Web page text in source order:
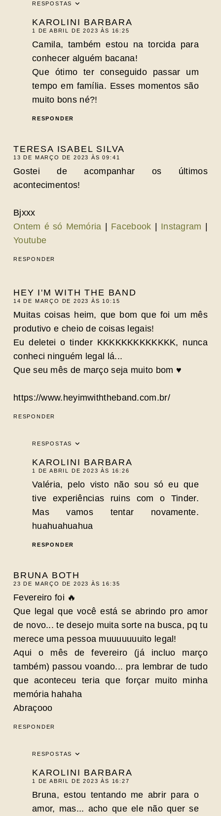
RESPOSTAS
KAROLINI BARBARA
1 DE ABRIL DE 2023 ÀS 16:25
Camila, também estou na torcida para
conhecer alguém bacana!
Que ótimo ter conseguido passar um
tempo em família. Esses momentos são
muito bons né?!
RESPONDER
TERESA ISABEL SILVA
13 DE MARÇO DE 2023 ÀS 09:41
Gostei de acompanhar os últimos
acontecimentos!
Bjxxx
Ontem é só Memória | Facebook | Instagram |
Youtube
RESPONDER
HEY I'M WITH THE BAND
14 DE MARÇO DE 2023 ÀS 10:15
Muitas coisas heim, que bom que foi um mês
produtivo e cheio de coisas legais!
Eu deletei o tinder KKKKKKKKKKKKK, nunca
conheci ninguém legal lá...
Que seu mês de março seja muito bom ♥
https://www.heyimwiththeband.com.br/
RESPONDER
RESPOSTAS
KAROLINI BARBARA
1 DE ABRIL DE 2023 ÀS 16:26
Valéria, pelo visto não sou só eu que
tive experiências ruins com o Tinder.
Mas vamos tentar novamente.
huahuahuahua
RESPONDER
BRUNA BOTH
23 DE MARÇO DE 2023 ÀS 16:35
Fevereiro foi 🔥
Que legal que você está se abrindo pro amor
de novo... te desejo muita sorte na busca, pq tu
merece uma pessoa muuuuuuuito legal!
Aqui o mês de fevereiro (já incluo março
também) passou voando... pra lembrar de tudo
que aconteceu teria que forçar muito minha
memória hahaha
Abraçooo
RESPONDER
RESPOSTAS
KAROLINI BARBARA
1 DE ABRIL DE 2023 ÀS 16:27
Bruna, estou tentando me abrir para o
amor, mas... acho que ele não quer se